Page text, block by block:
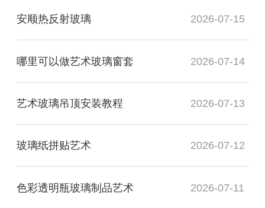
安顺热反射玻璃 2026-07-15
哪里可以做艺术玻璃窗套 2026-07-14
艺术玻璃吊顶安装教程 2026-07-13
玻璃纸拼贴艺术 2026-07-12
色彩透明瓶玻璃制品艺术 2026-07-11